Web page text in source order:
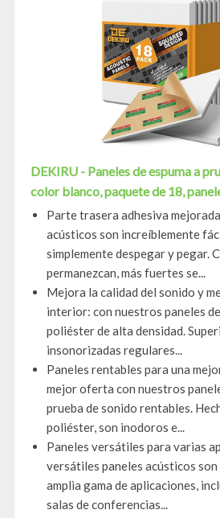
DEKIRU - Paneles de espuma a
color blanco, paquete de 18,
Parte trasera adhesiva
acústicos son increíblemente
simplemente despegar y pegar.
permanezcan, más fuertes se...
Mejora la calidad del sonido y
interior: con nuestros paneles
poliéster de alta densidad.
insonorizadas regulares...
Paneles rentables para una
mejor oferta con nuestros
prueba de sonido rentables.
poliéster, son inodoros e...
Paneles versátiles para varias
versátiles paneles acústicos son
amplia gama de aplicaciones,
salas de conferencias...